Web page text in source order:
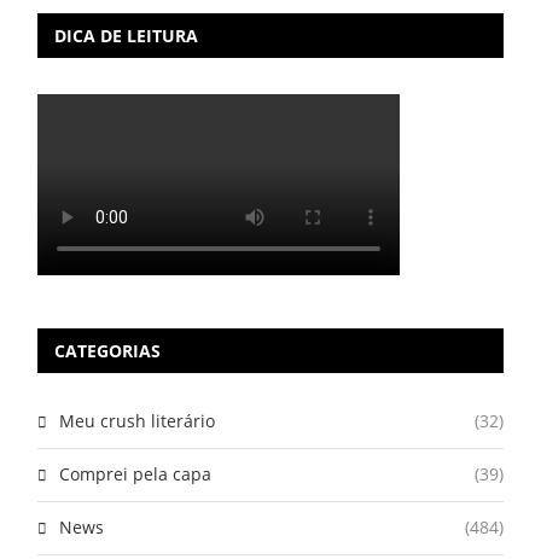
DICA DE LEITURA
CATEGORIAS
Meu crush literário (32)
Comprei pela capa (39)
News (484)